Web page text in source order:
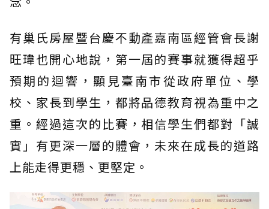
有巢氏房屋暨台慶不動產嘉南區經管會長謝
旺瑋也開心地說，第一屆的賽事就獲得超乎
預期的迴響，顯見臺南市從政府單位、學
校、家長到學生，都將品德教育視為重中之
重。經過這次的比賽，相信學生們都對「誠
實」有更深一層的體會，未來在成長的道路
上能走得更穩、更堅定。